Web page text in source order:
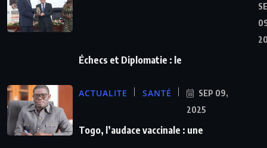
Échecs et Diplomatie : le
ACTUALITE SANTÉ
SEP 09,
2025
Togo, l’audace vaccinale : une